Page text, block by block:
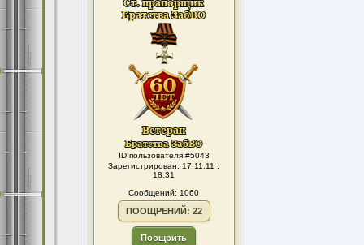
ID пользователя #5043
Зарегистрирован: 17.11.11 :
18:31
Сообщений: 1060
ПООЩРЕНИЙ: 22
Поощрить